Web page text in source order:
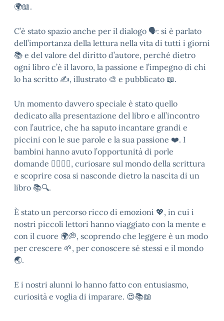
🌍📖.
C’è stato spazio anche per il dialogo 🗣️: si è parlato
dell’importanza della lettura nella vita di tutti i giorni
📚 e del valore del diritto d’autore, perché dietro
ogni libro c’è il lavoro, la passione e l’impegno di chi
lo ha scritto ✍️, illustrato 🎨 e pubblicato 📖.
Un momento davvero speciale è stato quello
dedicato alla presentazione del libro e all’incontro
con l’autrice, che ha saputo incantare grandi e
piccini con le sue parole e la sua passione ❤️. I
bambini hanno avuto l’opportunità di porle
domande 🙋‍♂️🙋‍♀️, curiosare sul mondo della scrittura
e scoprire cosa si nasconde dietro la nascita di un
libro 📚🔍.
È stato un percorso ricco di emozioni 💖, in cui i
nostri piccoli lettori hanno viaggiato con la mente e
con il cuore 🌍💭, scoprendo che leggere è un modo
per crescere 🌱, per conoscere sé stessi e il mondo
🌏.
E i nostri alunni lo hanno fatto con entusiasmo,
curiosità e voglia di imparare. 😍📚📖